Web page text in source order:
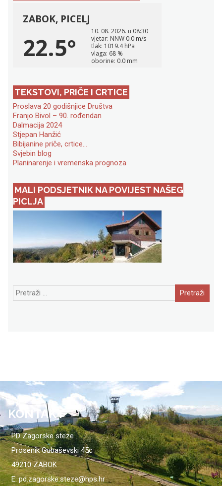
TEKSTOVI, PRIČE I CRTICE
Proslava 20 godišnjice Društva
Franjo Bivol – 90. rođendan
Dalmacija 2024
Stjepan Hanžić
Bibijanine priče, crtice…
Svjebin blog
Planinarenje i vremenska prognoza
MALI PODSJETNIK NA POVIJEST NAŠEG
PICLJA
Pretraži:
KONTAKT
PD Zagorske steze
Prosenik Gubaševski 45c
49210 ZABOK
E: pd.zagorske.steze@hps.hr